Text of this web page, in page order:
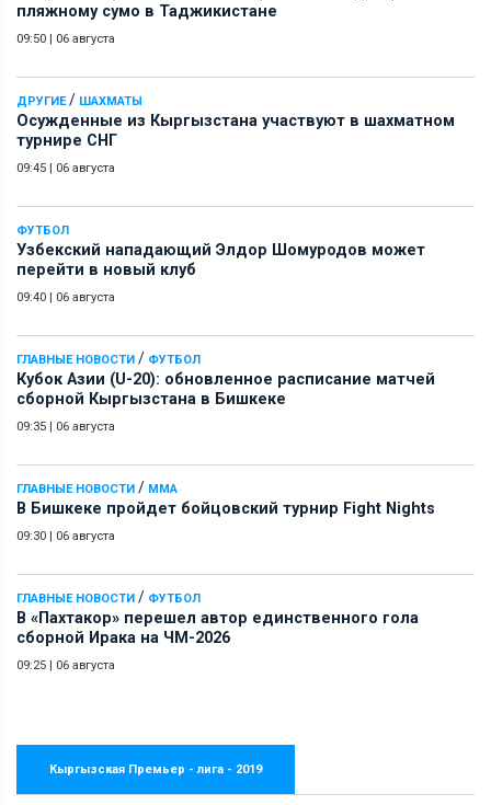
пляжному сумо в Таджикистане
09:50 | 06 августа
ДРУГИЕ/ ШАХМАТЫ
Осужденные из Кыргызстана участвуют в шахматном
турнире СНГ
09:45 | 06 августа
ФУТБОЛ
Узбекский нападающий Элдор Шомуродов может
перейти в новый клуб
09:40 | 06 августа
ГЛАВНЫЕ НОВОСТИ / ФУТБОЛ
Кубок Азии (U-20): обновленное расписание матчей
сборной Кыргызстана в Бишкеке
09:35 | 06 августа
ГЛАВНЫЕ НОВОСТИ / ММА
В Бишкеке пройдет бойцовский турнир Fight Nights
09:30 | 06 августа
ГЛАВНЫЕ НОВОСТИ / ФУТБОЛ
В «Пахтакор» перешел автор единственного гола
сборной Ирака на ЧМ-2026
09:25 | 06 августа
Кыргызская Премьер - лига - 2019